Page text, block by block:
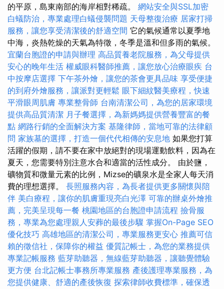
的平原，島東南部的海岸相對稀疏。 網站安全與SSL加密
白蟻防治，專業處理白蟻侵襲問題 天母整復治療 居家打掃
服務，讓您享受清潔後的舒適空間 它的氣候通常以夏季地
中海，炎熱乾燥的天氣為特徵，冬季是溫和但多雨的氣候。
宜蘭台胞證的申請與辦理 高品質養老院服務，為父母提供
安心的晚年生活 權威眼科醫師推薦，讓您放心治療眼疾 台
中按摩店選擇 下午茶外燴，讓您的茶會更具品味 享受便捷
的到府外燴服務，讓派對更輕鬆 眼下細紋醫美療程，快速
平滑眼周肌膚 專業整骨師 台南清潔公司，為您的居家環境
提供高品質清潔 月子餐選擇，為新媽媽提供營養豐富的餐
點 網路行銷的全面解決方案 基隆律師，當地可靠的法律顧
問 家族墓的選擇，打造一個代代相傳的安息地 如果您打算
活躍的假期，請不要在家中放絕對的現場運動飲料，因為在
夏天，您需要特別注意水合和適當的活性成分。 由於鹽，
礦物質和微量元素的比例，Mizse的礦泉水是全家人每天消
費的理想選擇。 長照服務內容，為長者提供更多關懷與陪
伴 美白療程，讓你的肌膚重現亮白光澤 可靠的辦桌外燴推
薦，完美呈現每一餐 桃園地區的台胞證申請流程 撿骨服
務，專業為您處理親人安葬的最後步驟 掌握On-Page SEO
優化技巧 高雄地區的清潔公司，專業服務更安心 推薦可信
賴的徵信社，保障你的權益 優質記帳士，為您的業務提供
專業記帳服務 藍芽助聽器，無線藍芽助聽器，讓聽覺體驗
更方便 台北記帳士事務所專業服務 產後護理專業服務，為
您提供健康、舒適的產後恢復 探索律師收費標準，確保透